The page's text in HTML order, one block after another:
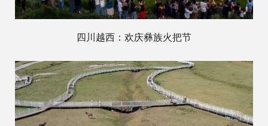
四川越西：欢庆彝族火把节